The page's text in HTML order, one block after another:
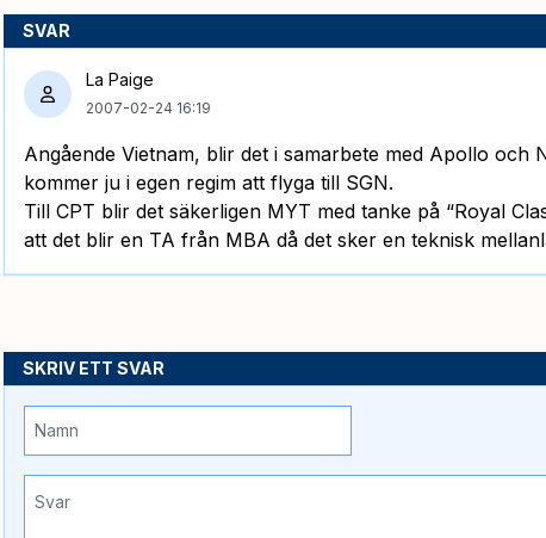
SVAR
La Paige
2007-02-24 16:19
Angående Vietnam, blir det i samarbete med Apollo och
kommer ju i egen regim att flyga till SGN.
Till CPT blir det säkerligen MYT med tanke på “Royal
att det blir en TA från MBA då det sker en teknisk
SKRIV ETT SVAR